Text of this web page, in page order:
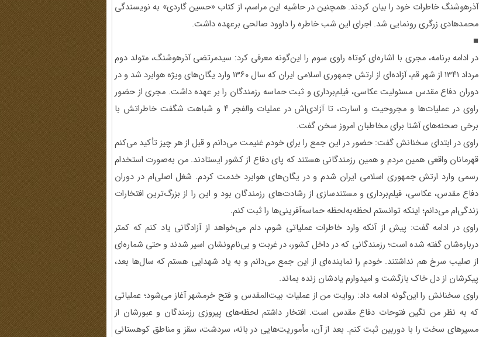
آذرهوشنگ خاطرات خود را بیان کردند. همچنین در حاشیه این مراسم، از کتاب «حسین گاردی» به نویسندگی
محمدهادی زرگری رونمایی شد. اجرای این شب خاطره را داوود صالحی برعهده داشت.
■
در ادامه برنامه، مجری با اشاره‌ای کوتاه راوی سوم را این‌گونه معرفی کرد: سیدمرتضی آذرهوشنگ، متولد دوم
مرداد ۱۳۴۱ از شهر قم، آزاده‌ای از ارتش جمهوری اسلامی ایران که سال ۱۳۶۰ وارد یگان‌های ویژه هوابرد شد و در
دوران دفاع مقدس مسئولیت عکاسی، فیلم‌برداری و ثبت حماسه رزمندگان را بر عهده داشت. مجری از حضور
راوی در عملیات‌ها و مجروحیت و اسارت، تا آزادی‌اش در عملیات والفجر ۴ و شباهت شگفت خاطراتش با
برخی صحنه‌های آشنا برای مخاطبان امروز سخن گفت.
راوی در ابتدای سخنانش گفت: حضور در این جمع را برای خودم غنیمت می‌دانم و قبل از هر چیز تأکید می‌کنم
قهرمانان واقعی همین مردم و همین رزمندگانی هستند که پای دفاع از کشور ایستادند. من به‌صورت استخدام
رسمی وارد ارتش جمهوری اسلامی ایران شدم و در یگان‌های هوابرد خدمت کردم. شغل اصلی‌ام در دوران
دفاع مقدس، عکاسی، فیلم‌برداری و مستندسازی از رشادت‌های رزمندگان بود و این را از بزرگ‌ترین افتخارات
زندگی‌ام می‌دانم؛ اینکه توانستم لحظه‌به‌لحظه حماسه‌آفرینی‌ها را ثبت کنم.
راوی در ادامه گفت: پیش از آنکه وارد خاطرات عملیاتی شوم، دلم می‌خواهد از آزادگانی یاد کنم که کمتر
درباره‌شان گفته شده است؛ رزمندگانی که در داخل کشور، در غربت و بی‌نام‌ونشان اسیر شدند و حتی شماره‌ای
از صلیب سرخ هم نداشتند. خودم را نماینده‌ای از این جمع می‌دانم و به یاد شهدایی هستم که سال‌ها بعد،
پیکرشان از دل خاک بازگشت و امیدوارم یادشان زنده بماند.
راوی سخنانش را این‌گونه ادامه داد: روایت من از عملیات بیت‌المقدس و فتح خرمشهر آغاز می‌شود؛ عملیاتی
که به ‌نظر من نگین فتوحات دفاع مقدس است. افتخار داشتم لحظه‌های پیروزی رزمندگان و عبورشان از
مسیرهای سخت را با دوربین ثبت کنم. بعد از آن، مأموریت‌هایی در بانه، سردشت، سقز و مناطق کوهستانی